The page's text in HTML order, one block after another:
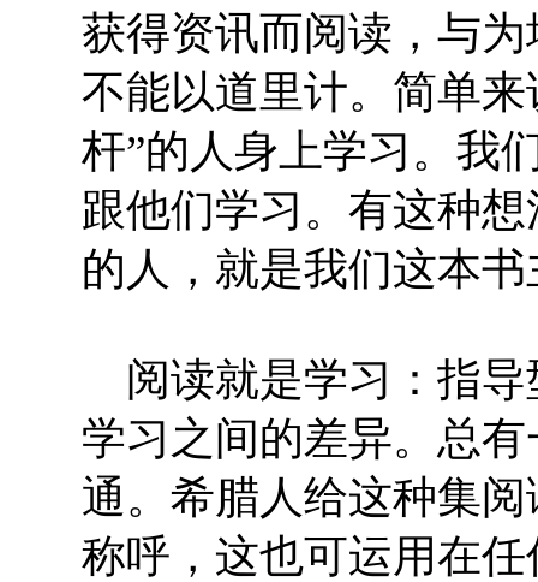
获得资讯而阅读，与
不能以道里计。简单
杆”的人身上学习。我
跟他们学习。有这种
的人，就是我们这本
阅读就是学习：指导
学习之间的差异。总
通。希腊人给这种集
称呼，这也可运用在